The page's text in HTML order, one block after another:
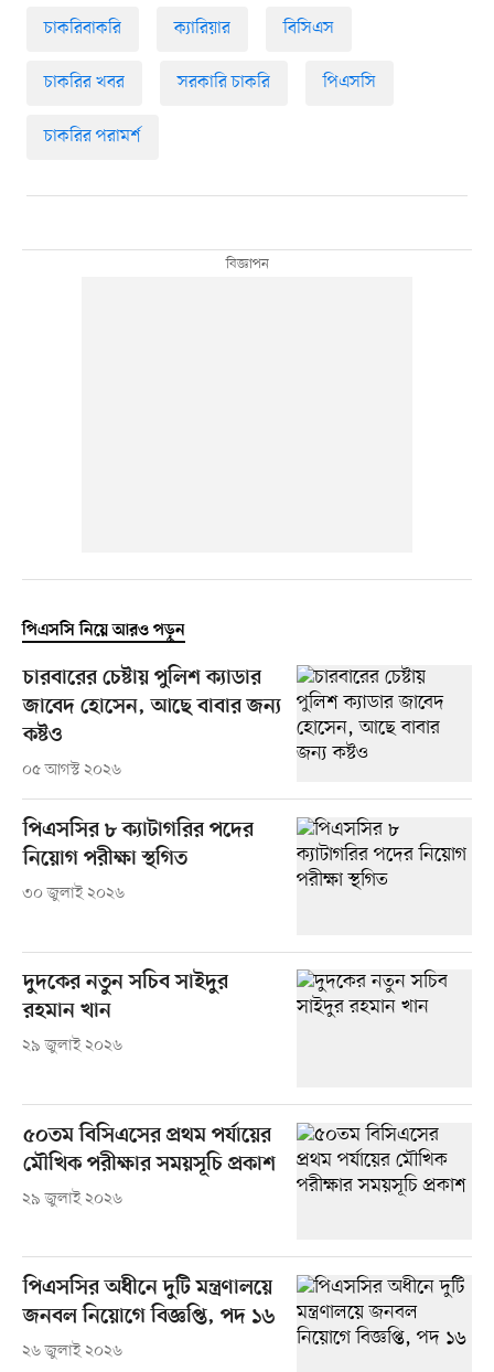
চাকরিবাকরি ক্যারিয়ার বিসিএস
চাকরির খবর সরকারি চাকরি পিএসসি
চাকরির পরামর্শ
পিএসসি নিয়ে আরও পড়ুন
চারবারের চেষ্টায় পুলিশ ক্যাডার
জাবেদ হোসেন, আছে বাবার জন্য
কষ্টও
০৫ আগস্ট ২০২৬
পিএসসির ৮ ক্যাটাগরির পদের
নিয়োগ পরীক্ষা স্থগিত
৩০ জুলাই ২০২৬
দুদকের নতুন সচিব সাইদুর
রহমান খান
২৯ জুলাই ২০২৬
৫০তম বিসিএসের প্রথম পর্যায়ের
মৌখিক পরীক্ষার সময়সূচি প্রকাশ
২৯ জুলাই ২০২৬
পিএসসির অধীনে দুটি মন্ত্রণালয়ে
জনবল নিয়োগে বিজ্ঞপ্তি, পদ ১৬
২৬ জুলাই ২০২৬